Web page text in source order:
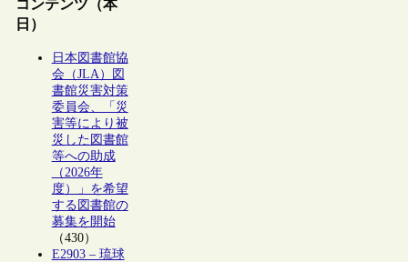
コンテンツ（本
日）
日本図書館協
会（JLA）図
書館災害対策
委員会、「災
害等により被
災した図書館
等への助成
（2026年
度）」を希望
する図書館の
募集を開始
（430）
E2903 – 琉球